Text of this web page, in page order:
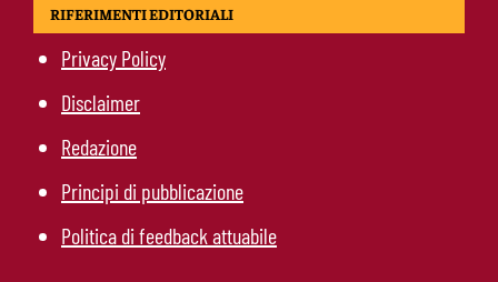
RIFERIMENTI EDITORIALI
Privacy Policy
Disclaimer
Redazione
Principi di pubblicazione
Politica di feedback attuabile